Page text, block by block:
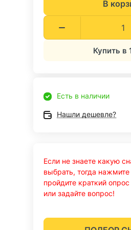
В
Купить в
Есть в наличии
Нашли дешевле?
Если не знаете какую
выбрать, тогда
пройдите краткий
или задайте вопрос!